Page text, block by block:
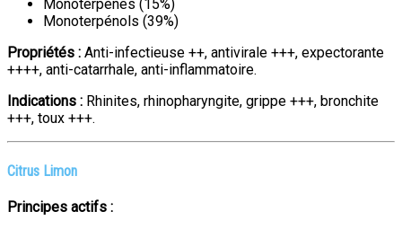
Monoterpènes (15%)
Monoterpénols (39%)
Propriétés : Anti-infectieuse ++, antivirale +++, expectorante
++++, anti-catarrhale, anti-inflammatoire.
Indications : Rhinites, rhinopharyngite, grippe +++, bronchite
+++, toux +++.
Citrus Limon
Principes actifs :